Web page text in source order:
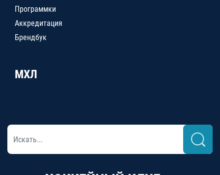
Программки
Аккредитация
Брендбук
МХЛ